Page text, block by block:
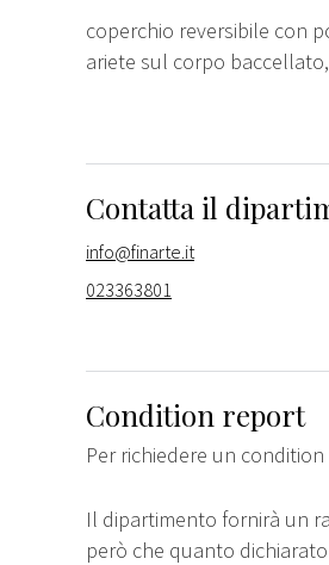
coperchio reversibile con
ariete sul corpo
Contatta il
info@finarte.it
023363801
Condition report
Per richiedere un
Il dipartimento fornirà un
però che quanto